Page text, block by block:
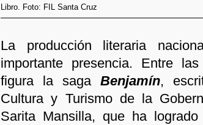
Libro. Foto: FIL Santa Cruz
La producción literaria
importante presencia. Entre
figura la saga Benjamín,
Cultura y Turismo de la
Sarita Mansilla, que ha